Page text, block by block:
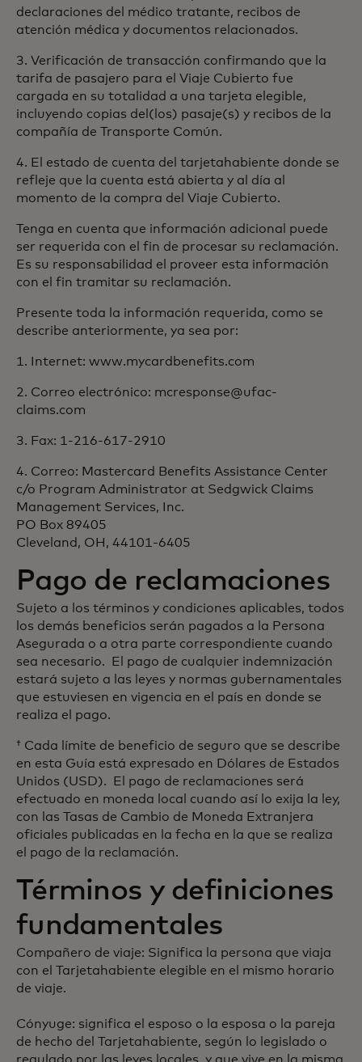
declaraciones del médico tratante, recibos de
atención médica y documentos relacionados.
3. Verificación de transacción confirmando que la
tarifa de pasajero para el Viaje Cubierto fue
cargada en su totalidad a una tarjeta elegible,
incluyendo copias del(los) pasaje(s) y recibos de la
compañía de Transporte Común.
4. El estado de cuenta del tarjetahabiente donde se
refleje que la cuenta está abierta y al día al
momento de la compra del Viaje Cubierto.
Tenga en cuenta que información adicional puede
ser requerida con el fin de procesar su reclamación.
Es su responsabilidad el proveer esta información
con el fin tramitar su reclamación.
Presente toda la información requerida, como se
describe anteriormente, ya sea por:
1. Internet: www.mycardbenefits.com
2. Correo electrónico: mcresponse@ufac-
claims.com
3. Fax: 1-216-617-2910
4. Correo: Mastercard Benefits Assistance Center
c/o Program Administrator at Sedgwick Claims
Management Services, Inc.
PO Box 89405
Cleveland, OH, 44101-6405
Pago de reclamaciones
Sujeto a los términos y condiciones aplicables, todos
los demás beneficios serán pagados a la Persona
Asegurada o a otra parte correspondiente cuando
sea necesario. El pago de cualquier indemnización
estará sujeto a las leyes y normas gubernamentales
que estuviesen en vigencia en el país en donde se
realiza el pago.
† Cada límite de beneficio de seguro que se describe
en esta Guía está expresado en Dólares de Estados
Unidos (USD). El pago de reclamaciones será
efectuado en moneda local cuando así lo exija la ley,
con las Tasas de Cambio de Moneda Extranjera
oficiales publicadas en la fecha en la que se realiza
el pago de la reclamación.
Términos y definiciones
fundamentales
Compañero de viaje: Significa la persona que viaja
con el Tarjetahabiente elegible en el mismo horario
de viaje.
Cónyuge: significa el esposo o la esposa o la pareja
de hecho del Tarjetahabiente, según lo legislado o